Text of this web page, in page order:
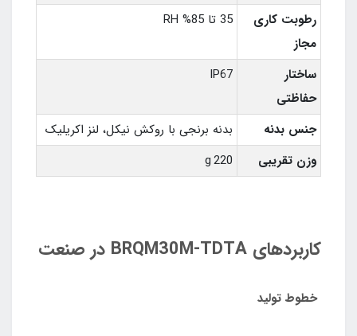
رطوبت کاری
مجاز
35 تا 85% RH
ساختار
حفاظتی
IP67
جنس بدنه
بدنه برنجی با روکش نیکل، لنز اکریلیک
وزن تقریبی
220 g
کاربردهای BRQM30M‑TDTA در صنعت
خطوط تولید